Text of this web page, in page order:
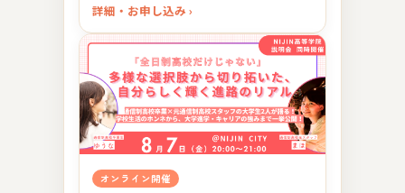
詳細・お申し込み ›
オンライン開催